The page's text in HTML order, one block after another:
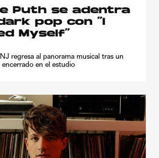
Puth se adentra
pop con “I
Myself”
regresa al panorama musical tras un
en el estudio